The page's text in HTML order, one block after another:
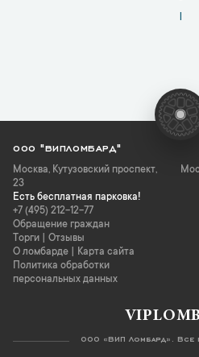
1
ООО "ВИПЛОМБАРД"
Москва, Кутузовский проспект,
23
Есть бесплатная парковка!
+7 (495) 212-12-77
Обращение граждан
Торги
Отзывы
О ломбарде
Карта сайта
Политика обработки
персональных данных
ООО «ВИП Ломбард». Все